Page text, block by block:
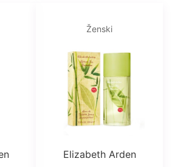
Ženski
Elizabeth Arden